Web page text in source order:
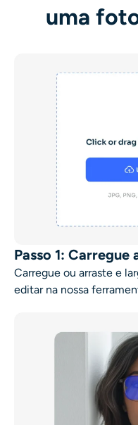
uma
Passo 1: Carregue
Carregue ou arraste e
editar na nossa